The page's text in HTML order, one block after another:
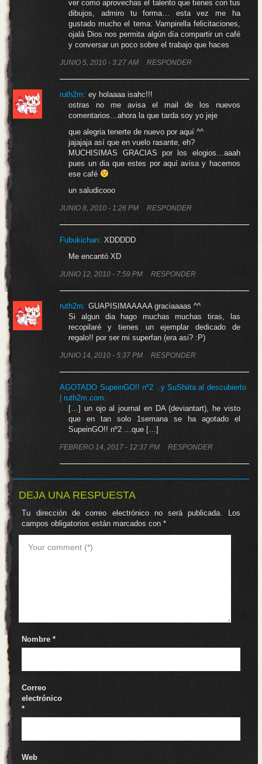
ver como aprovechas el talento que tienes con tus
dibujos, admiro tu forma… esta vez me ha
gustado mucho el tema: Vampirella felicitaciones,
ojalá Dios nos permita algún día compartir un café
y conversar un poco sobre el trabajo que haces
JUNIO 5, 2010 - 3:27 AM RESPONDER
ruth2m: ey holaaaa isahc!!!
ostras no me avisa el mail de los nuevos
comentarios…ahora la que tarda soy yo jeje
que alegria tenerte de nuevo por aquí ^^
jajajaja así que en vuelo rasante, eh?
MUCHISIMAS GRACIAS por los elogios…aaah
pues un dia que estes por aquí avisa y hacemos
ese café
un saludicooo
JUNIO 8, 2010 - 1:26 PM RESPONDER
Fubukichan: XDDDDD
Me encantó XD
JUNIO 12, 2010 - 7:59 PM RESPONDER
ruth2m: GUAPISIMAAAAA graciaaaas ^^
Si algun dia hago muchas muchas tiras, las
recopilaré y tienes un ejemplar dedicado de
regalo!! por ser mi superfan (era asi? :P)
JUNIO 14, 2010 - 5:37 PM RESPONDER
AGOTADO SupeinGO!! nº2 ..y SuShiita al descubierto
| ruth2m.com:
[…] un ojo al journal en DA (deviantart), he visto
que en tan solo 1semana se ha agotado el
SupeinGO!! nº2 …que […]
FEBRERO 14, 2017 - 12:37 PM RESPONDER
DEJA UNA RESPUESTA
Tu dirección de correo electrónico no será publicada.
Los
campos obligatorios están marcados con*
Nombre*
Correo
electrónico
*
Web